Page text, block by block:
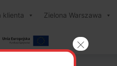
klienta Zielona Warszawa
×